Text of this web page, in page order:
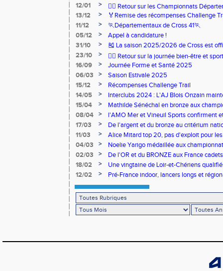
12/01
>
🏃‍♂️ Retour sur les Championnats
13/12
>
🏅Remise des récompenses Challenge
11/12
>
🏃Départementaux de Cross 41🏃
05/12
>
Appel à candidature !
31/10
>
🎽 La saison 2025/2026 de Cross est
23/10
>
🧘‍♀️ Retour sur la journée bien-être et
16/09
>
Journée Forme et Santé 2025
06/03
>
Saison Estivale 2025
15/12
>
Récompenses Challenge Trail
14/05
>
Interclubs 2024 : L'AJ Blois Onzain
Romorantin en N2B
15/04 >
Mathilde Sénéchal en bronze aux
08/04
>
l'AMO Mer et Vineuil Sports confirment
benjamins
17/03 >
De l'argent et du bronze au critérium
11/03
>
Alice Mitard top 20, pas d'exploit pour
04/03
>
Noelie Yarigo médaillée aux
02/03
>
De l'OR et du BRONZE aux France
18/02
>
Une vingtaine de Loir-et-Chériens
12/02
> Pré-France indoor, lancers longs et